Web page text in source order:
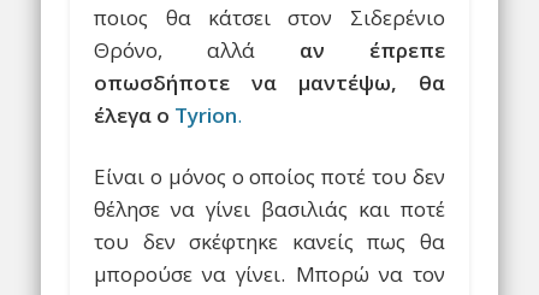
ποιος θα κάτσει στον Σιδερένιο
Θρόνο, αλλά αν έπρεπε
οπωσδήποτε να μαντέψω, θα
έλεγα ο Tyrion.
Είναι ο μόνος ο οποίος ποτέ του δεν
θέλησε να γίνει βασιλιάς και ποτέ
του δεν σκέφτηκε κανείς πως θα
μπορούσε να γίνει. Μπορώ να τον